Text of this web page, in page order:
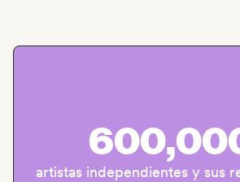
artistas independientes y sus